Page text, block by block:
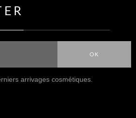
OK
arrivages cosmétiques.